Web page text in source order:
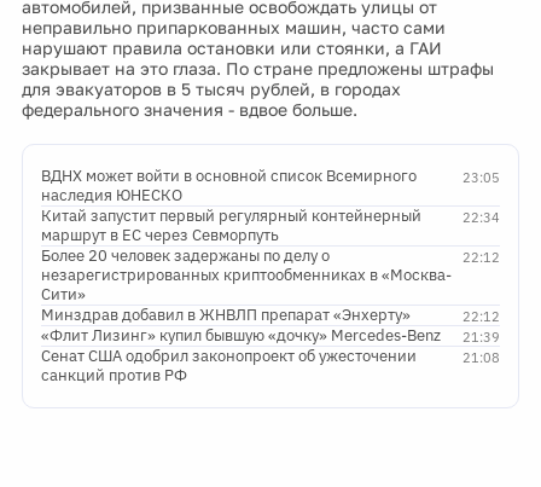
автомобилей, призванные освобождать улицы от
неправильно припаркованных машин, часто сами
нарушают правила остановки или стоянки, а ГАИ
закрывает на это глаза. По стране предложены штрафы
для эвакуаторов в 5 тысяч рублей, в городах
федерального значения - вдвое больше.
23:05
ВДНХ может войти в основной список Всемирного
наследия ЮНЕСКО
22:34
Китай запустит первый регулярный контейнерный
маршрут в ЕС через Севморпуть
22:12
Более 20 человек задержаны по делу о
незарегистрированных криптообменниках в «Москва-
Сити»
22:12
Минздрав добавил в ЖНВЛП препарат «Энхерту»
21:39
«Флит Лизинг» купил бывшую «дочку» Mercedes-Benz
21:08
Сенат США одобрил законопроект об ужесточении
санкций против РФ